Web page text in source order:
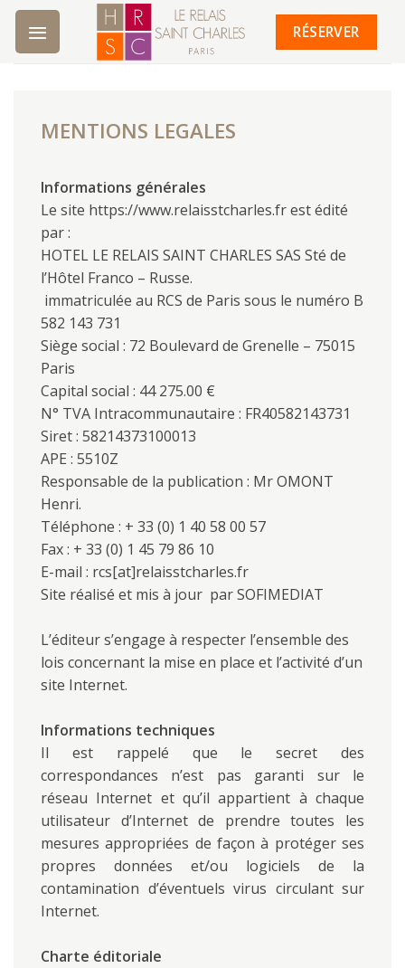
Skip
content
RÉSERVER
MENTIONS LEGALES
Informations générales
Le site https://www.relaisstcharles.fr est édité
par :
HOTEL LE RELAIS SAINT CHARLES SAS Sté de
l’Hôtel Franco – Russe.
immatriculée au RCS de Paris sous le numéro B
582 143 731
Siège social : 72 Boulevard de Grenelle – 75015
Paris
Capital social : 44 275.00 €
N° TVA Intracommunautaire : FR40582143731
Siret : 58214373100013
APE : 5510Z
Responsable de la publication : Mr OMONT
Henri.
Téléphone : + 33 (0) 1 40 58 00 57
Fax : + 33 (0) 1 45 79 86 10
E-mail : rcs[at]relaisstcharles.fr
Site réalisé et mis à jour par SOFIMEDIAT
L’éditeur s’engage à respecter l’ensemble des
lois concernant la mise en place et l’activité d’un
site Internet.
Informations techniques
Il est rappelé que le secret des
correspondances n’est pas garanti sur le
réseau Internet et qu’il appartient à chaque
utilisateur d’Internet de prendre toutes les
mesures appropriées de façon à protéger ses
propres données et/ou logiciels de la
contamination d’éventuels virus circulant sur
Internet.
Charte éditoriale